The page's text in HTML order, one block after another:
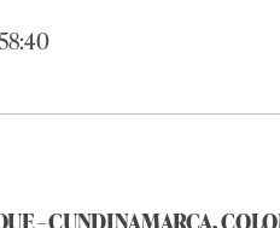
– CUNDINAMARCA,